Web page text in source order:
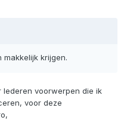
makkelijk krijgen.
lederen voorwerpen die ik
voor deze